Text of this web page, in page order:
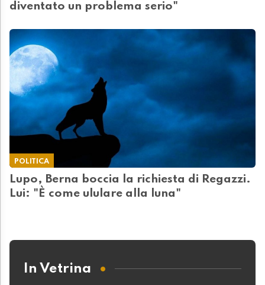
diventato un problema serio"
POLITICA
Lupo, Berna boccia la richiesta di Regazzi.
Lui: "È come ululare alla luna"
In Vetrina